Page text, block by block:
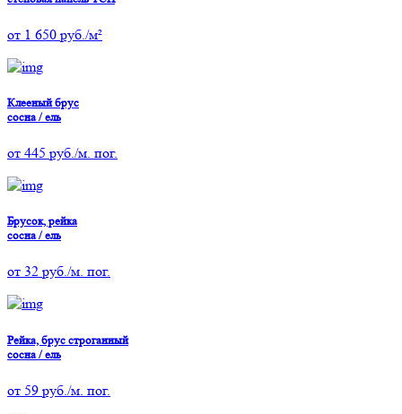
от 1 650 руб./м²
Клееный брус
сосна / ель
от 445 руб./м. пог.
Брусок, рейка
сосна / ель
от 32 руб./м. пог.
Рейка, брус строганный
сосна / ель
от 59 руб./м. пог.